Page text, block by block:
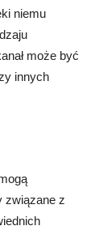
niemu
może być
innych
związane z